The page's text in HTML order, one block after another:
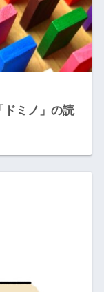
ドミノ」の読